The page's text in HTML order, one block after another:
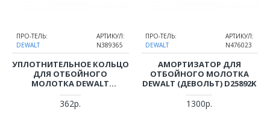
ПРО-ТЕЛЬ:
DEWALT
АРТИКУЛ:
N389365
УПЛОТНИТЕЛЬНОЕ КОЛЬЦО
ДЛЯ ОТБОЙНОГО
МОЛОТКА DEWALT
(ДЕВОЛЬТ) D25892K
362р.
ПРО-ТЕЛЬ:
DEWALT
АРТИКУЛ:
N476023
АМОРТИЗАТОР ДЛЯ
ОТБОЙНОГО МОЛОТКА
DEWALT (ДЕВОЛЬТ) D25892K
1300р.